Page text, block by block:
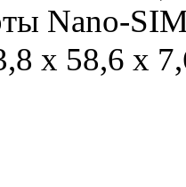
Nano-
х 58,6 х